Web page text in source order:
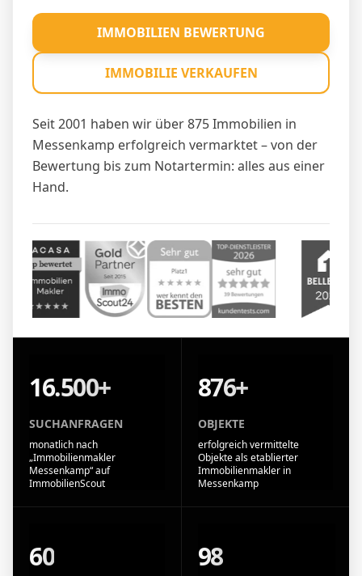
Seit 2001 haben wir über 875 Immobilien in
Messenkamp erfolgreich vermarktet – von der
Bewertung bis zum Notartermin: alles aus einer
Hand.
IMMOBILIEN BEWERTUNG
IMMOBILIE VERKAUFEN
16.500+
SUCHANFRAGEN
monatlich nach
„Immobilienmakler
Messenkamp“ auf
ImmobilienScout
876+
OBJEKTE
erfolgreich vermittelte
Objekte als etablierter
Immobilienmakler in
Messenkamp
60 98